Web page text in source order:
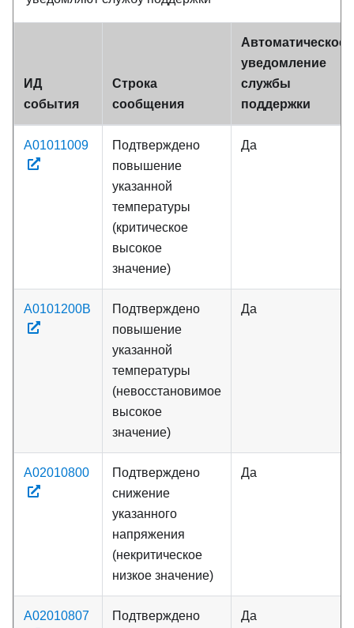
ИД
события
Строка
сообщения
Автоматическое
уведомление
службы
поддержки
A01011009
Подтверждено
повышение
указанной
температуры
(критическое
высокое
значение)
Да
A0101200B
Подтверждено
повышение
указанной
температуры
(невосстановимое
высокое
значение)
Да
A02010800
Подтверждено
снижение
указанного
напряжения
(некритическое
низкое значение)
Да
A02010807
Подтверждено
Да